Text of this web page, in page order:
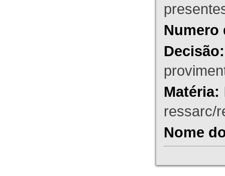
Numero
Decisão:
Matéria:
ressarc/
Nome